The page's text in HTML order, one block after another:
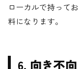
ローカルで持って
料になります。
6. 向き不